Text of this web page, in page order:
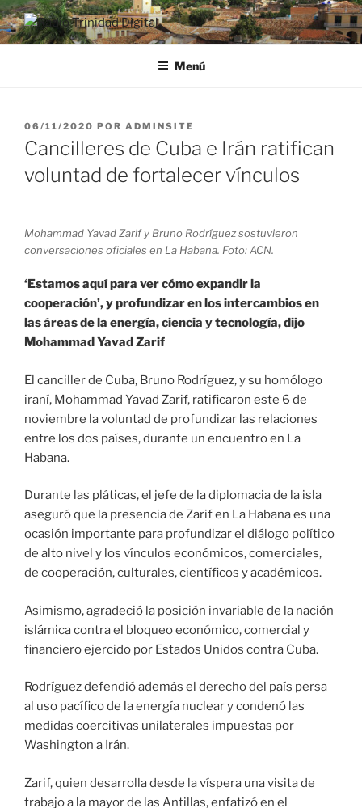
Saltar
al
contenido
RADIO TRINIDAD DIGITAL
Desde la Ciudad Museo del Caribe
Menú
PUBLICADO
EL
06/11/2020 POR ADMINSITE
Cancilleres de Cuba e Irán ratifican
voluntad de fortalecer vínculos
Mohammad Yavad Zarif y Bruno Rodríguez sostuvieron
conversaciones oficiales en La Habana. Foto: ACN.
‘Estamos aquí para ver cómo expandir la
cooperación’, y profundizar en los intercambios en
las áreas de la energía, ciencia y tecnología, dijo
Mohammad Yavad Zarif
El canciller de Cuba, Bruno Rodríguez, y su homólogo
iraní, Mohammad Yavad Zarif, ratificaron este 6 de
noviembre la voluntad de profundizar las relaciones
entre los dos países, durante un encuentro en La
Habana.
Durante las pláticas, el jefe de la diplomacia de la isla
aseguró que la presencia de Zarif en La Habana es una
ocasión importante para profundizar el diálogo político
de alto nivel y los vínculos económicos, comerciales,
de cooperación, culturales, científicos y académicos.
Asimismo, agradeció la posición invariable de la nación
islámica contra el bloqueo económico, comercial y
financiero ejercido por Estados Unidos contra Cuba.
Rodríguez defendió además el derecho del país persa
al uso pacífico de la energía nuclear y condenó las
medidas coercitivas unilaterales impuestas por
Washington a Irán.
Zarif, quien desarrolla desde la víspera una visita de
trabajo a la mayor de las Antillas, enfatizó en el